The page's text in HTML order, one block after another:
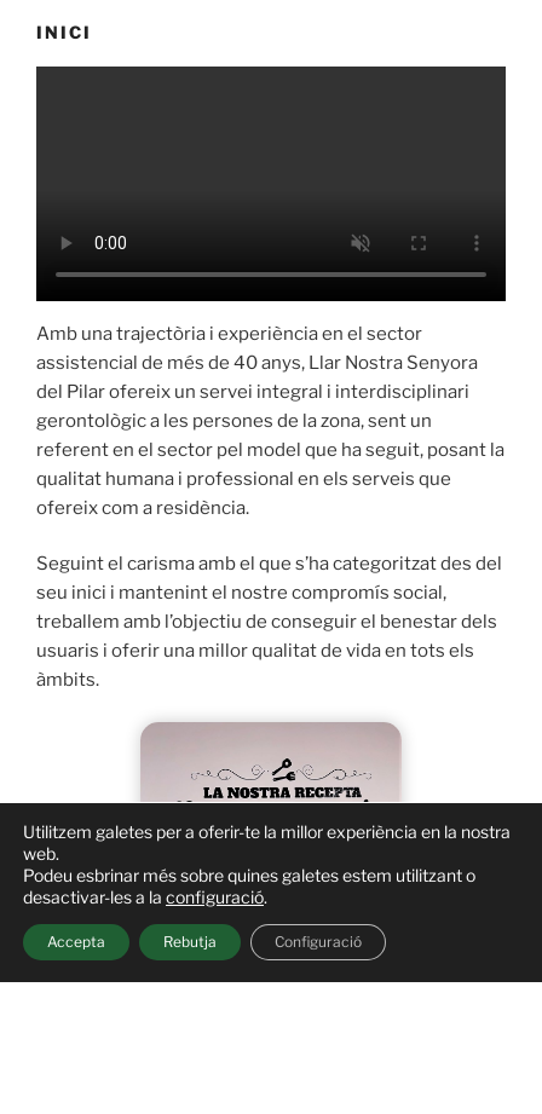
INICI
Amb una trajectòria i experiència en el sector
assistencial de més de 40 anys, Llar Nostra Senyora
del Pilar ofereix un servei integral i interdisciplinari
gerontològic a les persones de la zona, sent un
referent en el sector pel model que ha seguit, posant la
qualitat humana i professional en els serveis que
ofereix com a residència.
Seguint el carisma amb el que s’ha categoritzat des del
seu inici i mantenint el nostre compromís social,
treballem amb l’objectiu de conseguir el benestar dels
usuaris i oferir una millor qualitat de vida en tots els
àmbits.
Utilitzem galetes per a oferir-te la millor experiència en la nostra
web.
Podeu esbrinar més sobre quines galetes estem utilitzant o
desactivar-les a la configuració.
Accepta Rebutja Configuració